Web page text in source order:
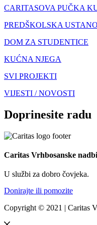
CARITASOVA PUČKA
PREDŠKOLSKA
DOM ZA STUDENTICE
KUĆNA NJEGA
SVI PROJEKTI
VIJESTI / NOVOSTI
Doprinesite radu
Caritas Vrhbosanske
U službi za dobro čovjeka.
Donirajte ili pomozite
Copyright © 2021 | Caritas